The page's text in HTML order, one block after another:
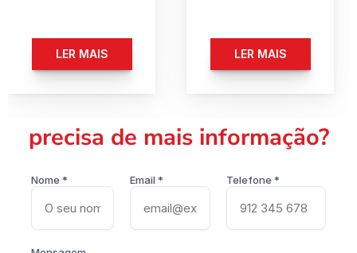
LER MAIS LER MAIS
precisa de mais informação?
Nome * Email * Telefone *